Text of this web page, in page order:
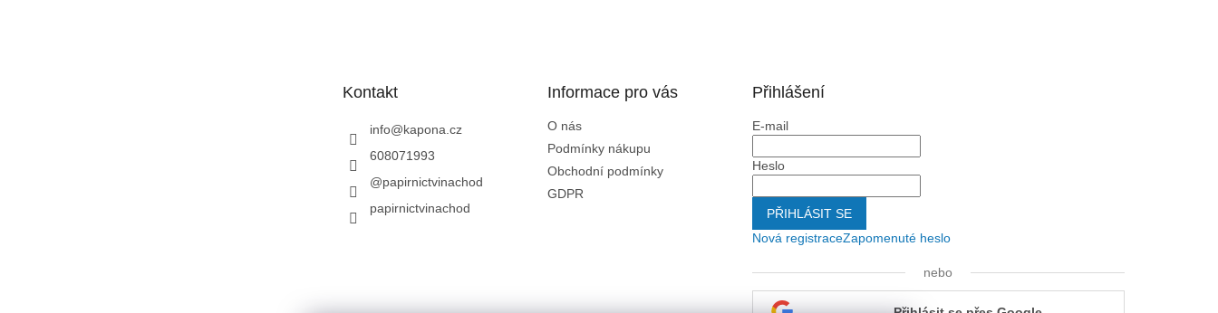
Kontakt
info@kapona.cz
608071993
@papirnictvinachod
papirnictvinachod
Informace pro vás
O nás
Podmínky nákupu
Obchodní podmínky
GDPR
Přihlášení
E-mail
Heslo
PŘIHLÁSIT SE
Nová registraceZapomenuté heslo
nebo